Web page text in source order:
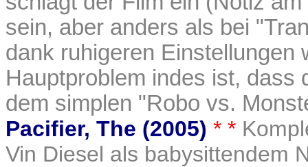
sein, aber anders als bei
dank ruhigeren Einstellungen
Hauptproblem indes ist, dass
dem simplen "Robo vs.
Pacifier, The (2005) * *
Vin Diesel als babysittendem